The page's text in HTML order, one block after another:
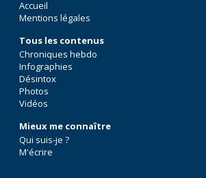
Accueil
Mentions légales
Tous les contenus
Chroniques hebdo
Infographies
Désintox
Photos
Vidéos
Mieux me connaître
Qui suis-je ?
M'écrire